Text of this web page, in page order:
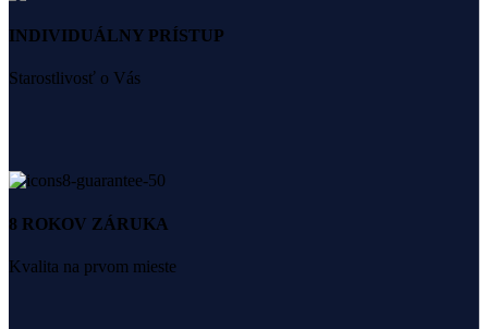
INDIVIDUÁLNY PRÍSTUP
Starostlivosť o Vás
8 ROKOV ZÁRUKA
Kvalita na prvom mieste